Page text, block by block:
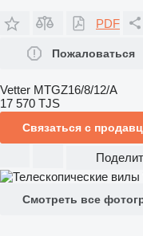
PDF
Пожаловаться
Vetter MTGZ16/8/12/A
17 570 TJS
Связаться с
Смотреть все